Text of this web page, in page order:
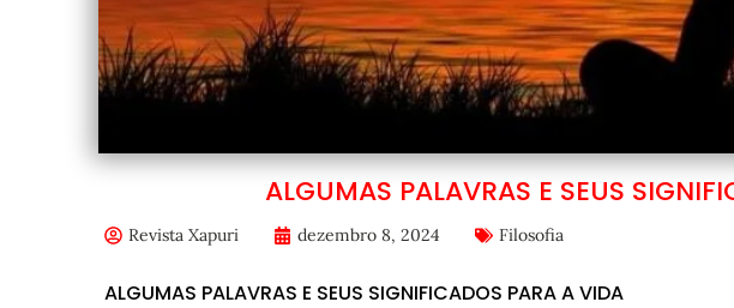
ALGUMAS PALAVRAS E SEUS
Revista Xapuri dezembro 8, 2024 Filosofia
ALGUMAS PALAVRAS E SEUS SIGNIFICADOS PARA A VIDA